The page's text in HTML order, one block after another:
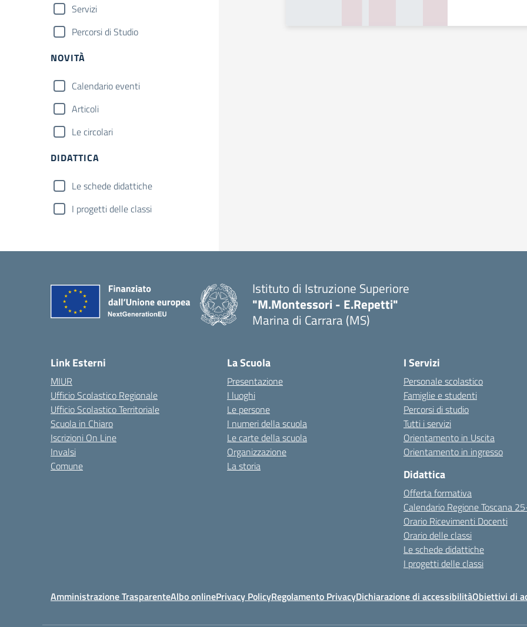
Servizi
Percorsi di Studio
NOVITÀ
Calendario eventi
Articoli
Le circolari
DIDATTICA
Le schede didattiche
I progetti delle classi
Istituto di Istruzione Superiore
"M.Montessori - E.Repetti"
Marina di Carrara (MS)
Link Esterni
MIUR
Ufficio Scolastico Regionale
Ufficio Scolastico Territoriale
Scuola in Chiaro
Iscrizioni On Line
Invalsi
Comune
La Scuola
Presentazione
I luoghi
Le persone
I numeri della scuola
Le carte della scuola
Organizzazione
La storia
I Servizi
Personale scolastico
Famiglie e studenti
Percorsi di studio
Tutti i servizi
Orientamento in Uscita
Orientamento in ingresso
Didattica
Offerta formativa
Calendario Regione Toscana
Orario Ricevimenti Docenti
Orario delle classi
Le schede didattiche
I progetti delle classi
Amministrazione TrasparenteAlbo onlinePrivacy PolicyRegolamento PrivacyDichiarazione di accessibilitàObiettivi di